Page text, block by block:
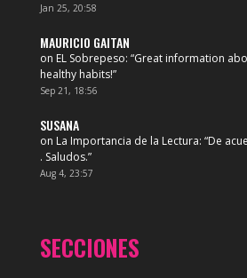
Jan 25, 20:58
MAURICIO GAITAN
on EL Sobrepeso: “Great information
healthy habits!”
Sep 21, 18:56
SUSANA
on La Importancia de la Lectura: “De
. Saludos.”
Aug 4, 23:57
SECCIONES